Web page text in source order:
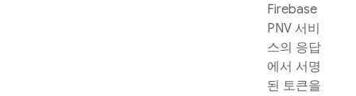
Firebase
PNV 서비
스의 응답
에서 서명
된 토큰을